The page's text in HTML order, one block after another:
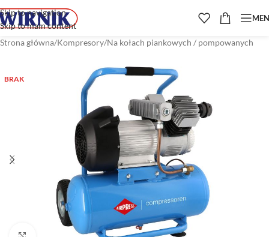
Skip to navigation
Skip to main content
Strona główna/Kompresory/Na kołach piankowych / pompowanych
BRAK